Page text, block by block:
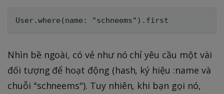
Nhìn bề ngoài, có vẻ như nó chỉ yêu cầu một vài
đối tượng để hoạt động (hash, ký hiệu :name và
chuỗi "schneems"). Tuy nhiên, khi bạn gọi nó,